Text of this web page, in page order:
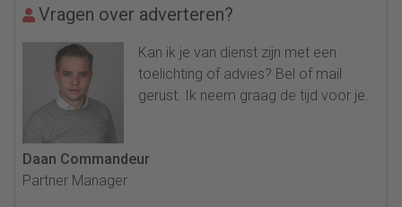
Vragen over adverteren?
Kan ik je van dienst zijn met een
toelichting of advies? Bel of mail
gerust. Ik neem graag de tijd voor je.
Daan Commandeur
Partner Manager